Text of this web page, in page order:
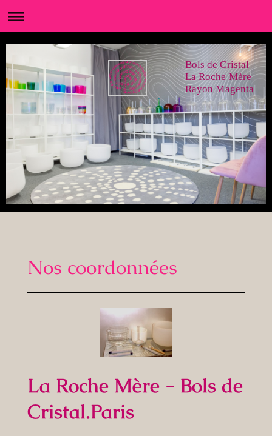
Bols de Cristal
La Roche Mère
Rayon Magenta
Nos coordonnées
La Roche Mère - Bols de
Cristal.Paris